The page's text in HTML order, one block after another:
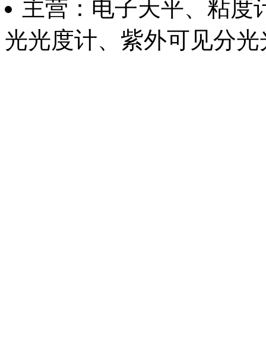
主营：电子天平、粘度
光光度计、紫外可见分光